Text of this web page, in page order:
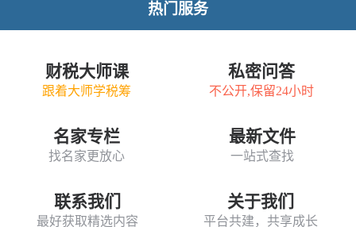
热门服务
财税大师课
跟着大师学税筹
私密问答
不公开,保留24小时
名家专栏
找名家更放心
最新文件
一站式查找
联系我们
最好获取精选内容
关于我们
平台共建，共享成长